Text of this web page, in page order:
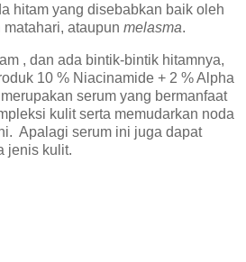
hitam yang disebabkan baik oleh
ataupun melasma.
, dan ada bintik-bintik hitamnya,
10 % Niacinamide + 2 % Alpha
serum yang bermanfaat
kulit serta memudarkan noda
Apalagi serum ini juga dapat
jenis kulit.